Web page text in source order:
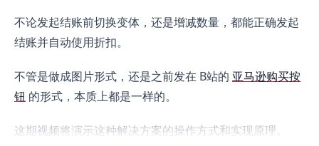
不论发起结账前切换变体，还是增减数量，都能正确发起
结账并自动使用折扣。
不管是做成图片形式，还是之前发在 B站的 亚马逊购买按
钮 的形式，本质上都是一样的。
这期视频将演示这种解决方案的操作方式和实现原理。